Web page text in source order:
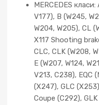
MERCEDES класи:
V177), B (W245,
W204, W205), CL
X117 Shooting
CLC, CLK (W208,
E (W207, W124,
V213, C238), EQC
(X247), GLC
Coupe (C292),